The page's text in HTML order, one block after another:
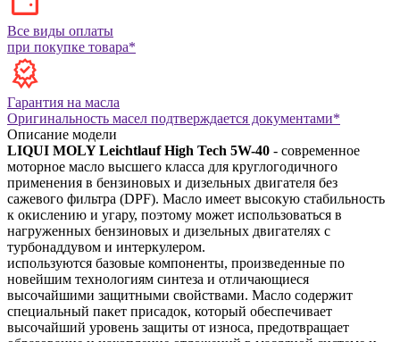
Все виды оплаты
при покупке товара*
Гарантия на масла
Оригинальность масел подтверждается документами*
Описание модели
LIQUI MOLY Leichtlauf High Tech 5W-40 - современное
моторное масло высшего класса для круглогодичного
применения в бензиновых и дизельных двигателя без
сажевого фильтра (DPF). Масло имеет высокую стабильность
к окислению и угару, поэтому может использоваться в
нагруженных бензиновых и дизельных двигателях с
турбонаддувом и интеркулером.
используются базовые компоненты, произведенные по
новейшим технологиям синтеза и отличающиеся
высочайшими защитными свойствами. Масло содержит
специальный пакет присадок, который обеспечивает
высочайший уровень защиты от износа, предотвращает